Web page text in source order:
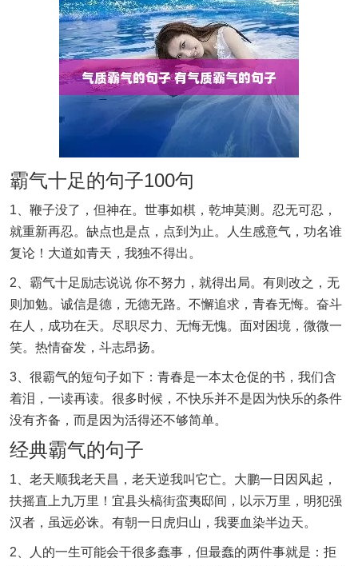
霸气十足的句子100句
1、鞭子没了，但神在。世事如棋，乾坤莫测。忍无可忍，
就重新再忍。缺点也是点，点到为止。人生感意气，功名谁
复论！大道如青天，我独不得出。
2、霸气十足励志说说 你不努力，就得出局。有则改之，无
则加勉。诚信是德，无德无路。不懈追求，青春无悔。奋斗
在人，成功在天。尽职尽力、无悔无愧。面对困境，微微一
笑。热情奋发，斗志昂扬。
3、很霸气的短句子如下：青春是一本太仓促的书，我们含
着泪，一读再读。很多时候，不快乐并不是因为快乐的条件
没有齐备，而是因为活得还不够简单。
经典霸气的句子
1、老天顺我老天昌，老天逆我叫它亡。大鹏一日因风起，
扶摇直上九万里！宜县头槁街蛮夷邸间，以示万里，明犯强
汉者，虽远必诛。有朝一日虎归山，我要血染半边天。
2、人的一生可能会干很多蠢事，但最蠢的两件事就是：拒